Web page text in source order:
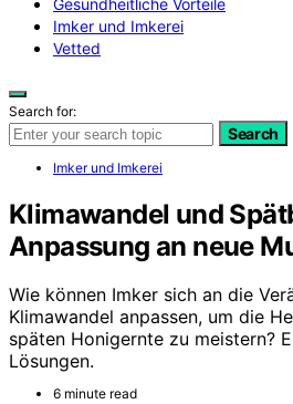
Imker und Imkerei
Vetted
Search for:
Search
Imker und Imkerei
Klimawandel und
Anpassung an neue
Wie können Imker sich an die
Klimawandel anpassen, um die
späten Honigernte zu meistern?
Lösungen.
6 minute read